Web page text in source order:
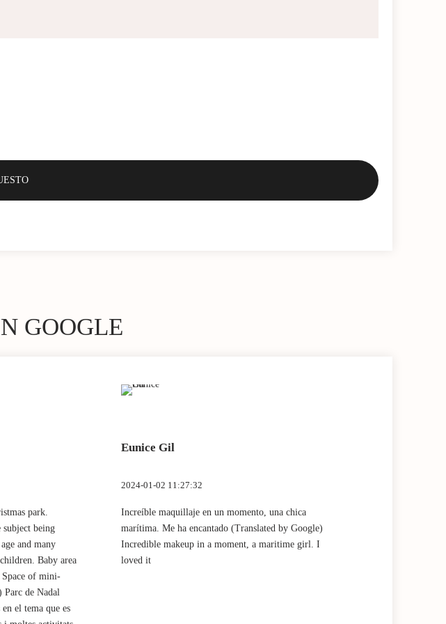
GOOGLE
park.
being
and many
Baby area
of mini-
de Nadal
el tema que es
Eunice Gil
2024-01-02 11:27:32
Increíble maquillaje en un momento, una chica
marítima. Me ha encantado (Translated by Google)
Incredible makeup in a moment, a maritime girl. I
loved it